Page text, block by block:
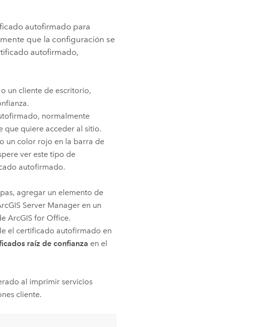
autofirmado para
que la configuración se
autofirmado,
un cliente de escritorio,
normalmente
que quiere acceder al sitio.
un color rojo en la barra de
ver este tipo de
autofirmado.
agregar un elemento de
Server Manageren un
ArcGIS for Office.
el certificado autofirmado en
raíz de confianza en el
al imprimir servicios
cliente.